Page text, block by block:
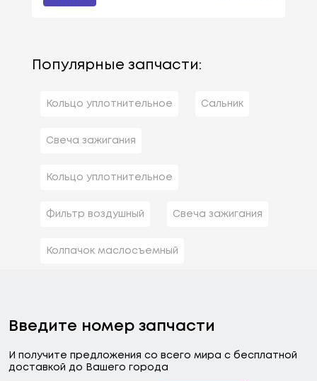
Популярные запчасти:
Кольцо уплотнительное Сальник
Свеча зажигания
Кольцо уплотнительное
Фильтр воздушный Свеча зажигания
Колпачок маслосъемный
Введите номер запчасти
И получите предложения со всего мира с бесплатной
доставкой до Вашего города